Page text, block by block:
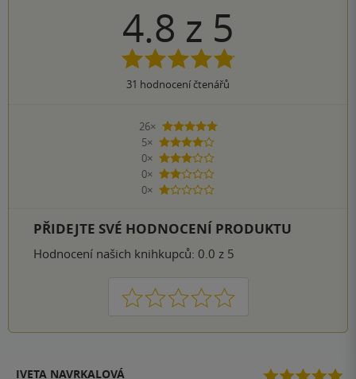
4.8 z 5
31 hodnocení čtenářů
26×
5 hvězdiček
5×
4 hvězdičky
0×
3 hvězdičky
0×
2 hvězdičky
0×
1 hvezdička
PŘIDEJTE SVÉ HODNOCENÍ PRODUKTU
Hodnocení našich knihkupců: 0.0 z 5
1 2 3 4 5
IVETA NAVRKALOVÁ